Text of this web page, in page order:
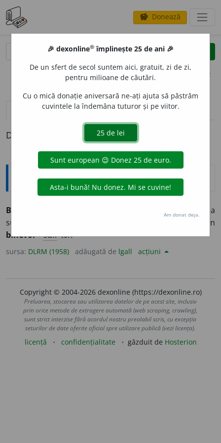
savings Donează
clear
opțiuni
definiții (1) pronunțievolume_up (9)
Definiția cu ID-ul 536694:
Explicative DEX
BINEVOIT
(Adesea
substantivat) Care are bunăvoință față de cineva. – Din
binevoi+suf.-tor.
sursa: DLRM (1958) adăugată de lgall acțiuni
Copyright © 2004-2026 dexonline (https://dexonline.ro)
Preluarea, stocarea sau utilizarea datelor de pe acest site, inclusiv
prin orice metode de extragere automată (web scraping, crawling),
sunt strict interzise fără acordul nostru prealabil scris, cu excepția
seturilor de date oferite oficial spre utilizare publică (vezi licența).
licență confidențialitate găzduit de Hosterion
🎉 dexonline® împlinește 25 de ani 🎉
De un sfert de secol suntem aici, gratuit, zi de zi,
pentru milioane de căutări.
Cu o mică donație aniversară ne-ați ajuta să păstrăm
cuvintele la îndemâna tuturor și pe viitor.
Am donat deja.